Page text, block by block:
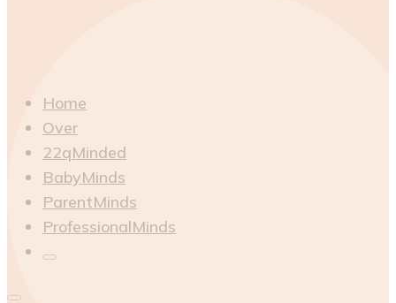
Home
Over
22qMinded
BabyMinds
ParentMinds
ProfessionalMinds